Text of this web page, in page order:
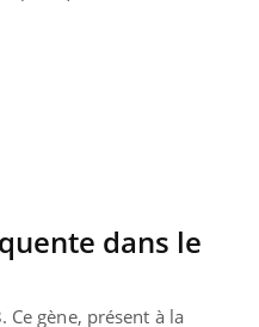
dans le
Ce gène, présent à la